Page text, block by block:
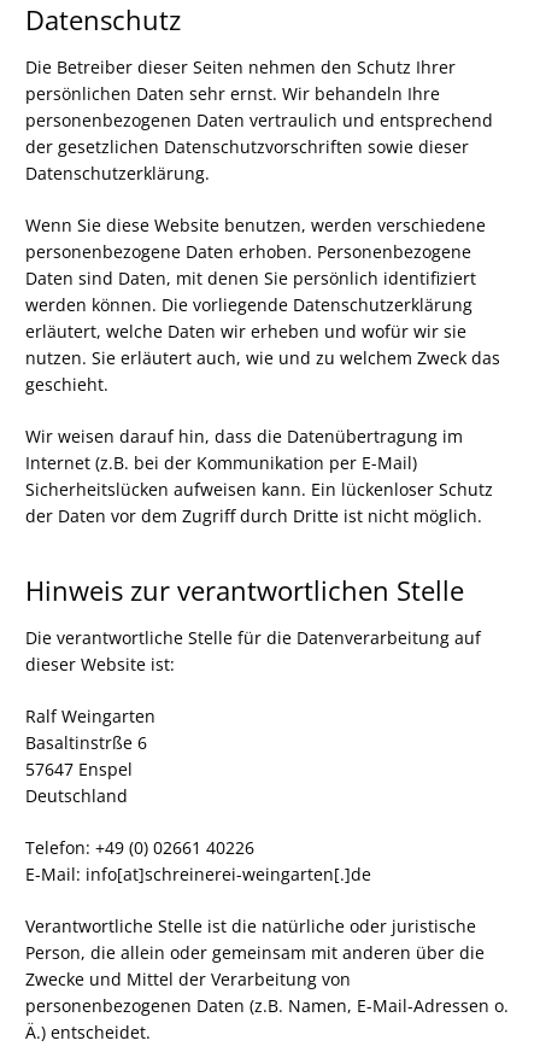
Datenschutz
Die Betreiber dieser Seiten nehmen den Schutz Ihrer
persönlichen Daten sehr ernst. Wir behandeln Ihre
personenbezogenen Daten vertraulich und entsprechend
der gesetzlichen Datenschutzvorschriften sowie dieser
Datenschutzerklärung.
Wenn Sie diese Website benutzen, werden verschiedene
personenbezogene Daten erhoben. Personenbezogene
Daten sind Daten, mit denen Sie persönlich identifiziert
werden können. Die vorliegende Datenschutzerklärung
erläutert, welche Daten wir erheben und wofür wir sie
nutzen. Sie erläutert auch, wie und zu welchem Zweck das
geschieht.
Wir weisen darauf hin, dass die Datenübertragung im
Internet (z.B. bei der Kommunikation per E-Mail)
Sicherheitslücken aufweisen kann. Ein lückenloser Schutz
der Daten vor dem Zugriff durch Dritte ist nicht möglich.
Hinweis zur verantwortlichen Stelle
Die verantwortliche Stelle für die Datenverarbeitung auf
dieser Website ist:
Ralf Weingarten
Basaltinstrße 6
57647 Enspel
Deutschland
Telefon: +49 (0) 02661 40226
E-Mail: info[at]schreinerei-weingarten[.]de
Verantwortliche Stelle ist die natürliche oder juristische
Person, die allein oder gemeinsam mit anderen über die
Zwecke und Mittel der Verarbeitung von
personenbezogenen Daten (z.B. Namen, E-Mail-Adressen o.
Ä.) entscheidet.